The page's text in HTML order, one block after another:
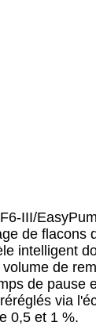
III/
de flacons
intelligent
de
de pause
via
0,5 et 1 %.